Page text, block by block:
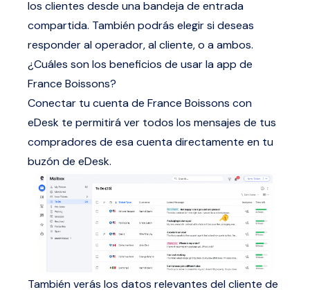
los clientes desde una bandeja de entrada
compartida. También podrás elegir si deseas
responder al operador, al cliente, o a ambos.
¿Cuáles son los beneficios de usar la app de
France Boissons?
Conectar tu cuenta de France Boissons con
eDesk te permitirá ver todos los mensajes de tus
compradores de esa cuenta directamente en tu
buzón de eDesk.
También verás los datos relevantes del cliente de